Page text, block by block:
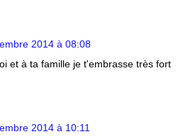
2014 à 08:08
et à ta famille je t'embrasse très fort
2014 à 10:11